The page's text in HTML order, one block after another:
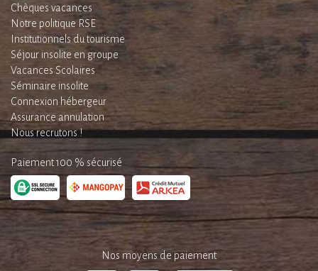
Chèques vacances
Notre politique RSE
Institutionnels du tourisme
Séjour insolite en groupe
Vacances Scolaires
Séminaire insolite
Connexion hébergeur
Assurance annulation
Nous recrutons !
Paiement 100 % sécurisé
Nos moyens de paiement